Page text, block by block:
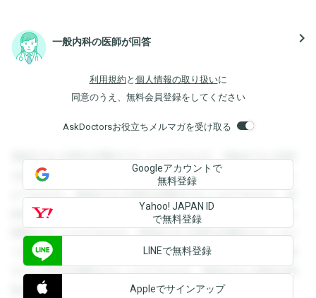
一般内科の医師が回答 navigate_next
利用規約 と 個人情報の取り扱いに
同意のうえ、無料会員登録をしてください
AskDoctorsお役立ちメルマガを受け取る
登録すると回答を閲覧することができます。登録すると回答
を閲覧することができます。登録すると回答を閲覧すること
ができます。登録すると回答を閲覧することができます。登
録すると回答を閲覧することができます。登録すると回答を
閲覧することができます。登録すると回答を閲覧することが
できます。登録すると回答を閲覧することができます。登録
すると回答を閲覧することができます。登録すると回答を閲
覧することができます。
Googleアカウントで
無料登録
Yahoo! JAPAN ID
で無料登録
LINEで無料登録
Appleでサインアップ